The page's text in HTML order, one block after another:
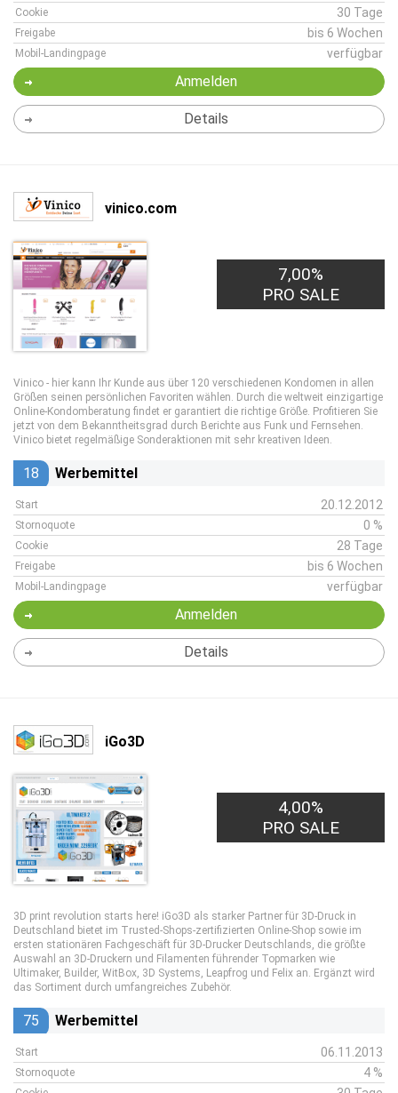
Cookie 30 Tage
Freigabe bis 6 Wochen
Mobil-Landingpage verfügbar
Anmelden
Details
vinico.com
7,00%
PRO SALE
Vinico - hier kann Ihr Kunde aus über 120 verschiedenen Kondomen in allen
Größen seinen persönlichen Favoriten wählen. Durch die weltweit einzigartige
Online-Kondomberatung findet er garantiert die richtige Größe. Profitieren Sie
jetzt von dem Bekanntheitsgrad durch Berichte aus Funk und Fernsehen.
Vinico bietet regelmäßige Sonderaktionen mit sehr kreativen Ideen.
18 Werbemittel
Start 20.12.2012
Stornoquote 0 %
Cookie 28 Tage
Freigabe bis 6 Wochen
Mobil-Landingpage verfügbar
Anmelden
Details
iGo3D
4,00%
PRO SALE
3D print revolution starts here! iGo3D als starker Partner für 3D-Druck in
Deutschland bietet im Trusted-Shops-zertifizierten Online-Shop sowie im
ersten stationären Fachgeschäft für 3D-Drucker Deutschlands, die größte
Auswahl an 3D-Druckern und Filamenten führender Topmarken wie
Ultimaker, Builder, WitBox, 3D Systems, Leapfrog und Felix an. Ergänzt wird
das Sortiment durch umfangreiches Zubehör.
75 Werbemittel
Start 06.11.2013
Stornoquote 4 %